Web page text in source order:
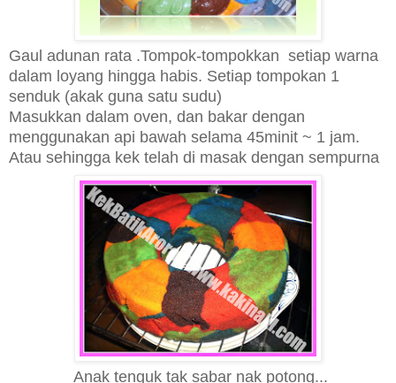
Gaul adunan rata .Tompok-tompokkan setiap warna
dalam loyang hingga habis. Setiap tompokan 1
senduk (akak guna satu sudu)
Masukkan dalam oven, dan bakar dengan
menggunakan api bawah selama 45minit ~ 1 jam.
Atau sehingga kek telah di masak dengan sempurna
Anak tenguk tak sabar nak potong...